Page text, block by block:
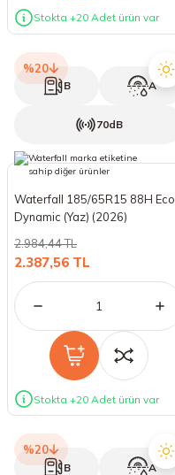
Stokta +20 Adet ürün var
%20
B A
70dB
Waterfall 185/65R15 88H Eco
Dynamic (Yaz) (2026)
2.387,56 TL
2.984,44 TL
Stokta +20 Adet ürün var
%20
B A